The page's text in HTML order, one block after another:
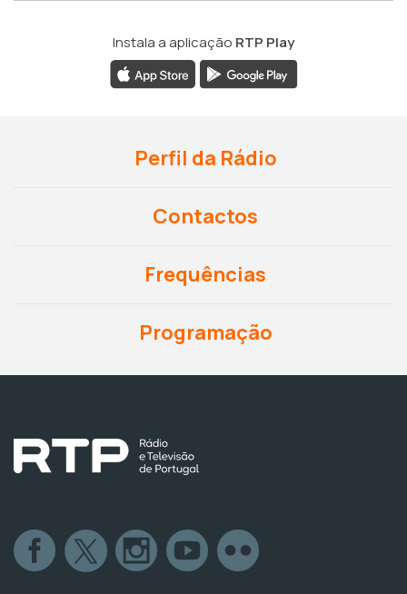
Instala a aplicação RTP Play
Perfil da Rádio
Contactos
Frequências
Programação